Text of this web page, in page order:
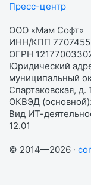
Пресс-центр
ООО «Мам Софт»
ИНН/КПП
ОГРН
Юридический
муниципальный
Спартаковская,
ОКВЭД
Вид ИТ-
12.01
© 2014—2026 ·